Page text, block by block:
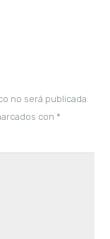
no será publicada.
con *